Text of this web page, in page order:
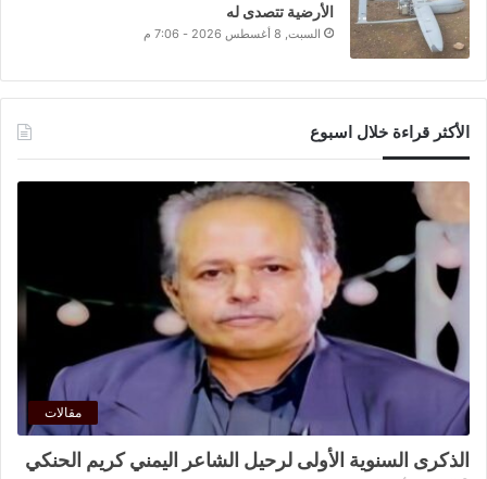
الأرضية تتصدى له
السبت, 8 أغسطس 2026 - 7:06 م
الأكثر قراءة خلال اسبوع
مقالات
الذكرى السنوية الأولى لرحيل الشاعر اليمني كريم الحنكي